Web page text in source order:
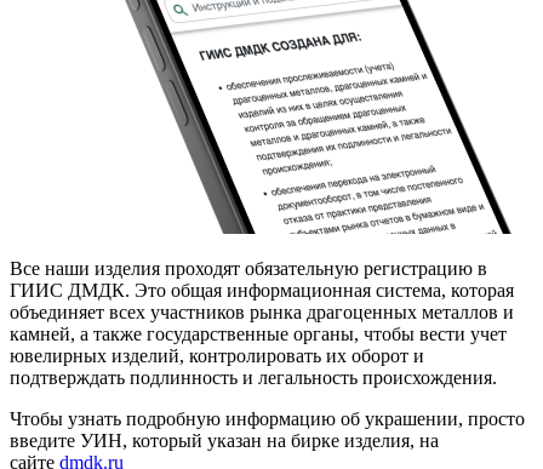
Все наши изделия проходят обязательную регистрацию в
ГИИС ДМДК. Это общая информационная система, которая
объединяет всех участников рынка драгоценных металлов и
камней, а также государственные органы, чтобы вести учет
ювелирных изделий, контролировать их оборот и
подтверждать подлинность и легальность происхождения.
Чтобы узнать подробную информацию об украшении, просто
введите УИН, который указан на бирке изделия, на
сайте dmdk.ru